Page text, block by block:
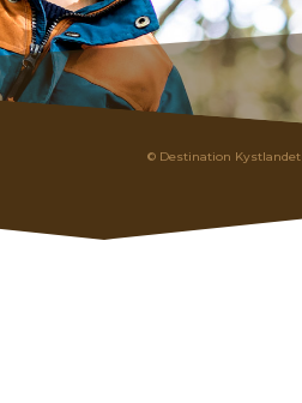
© Destination Kystlandet